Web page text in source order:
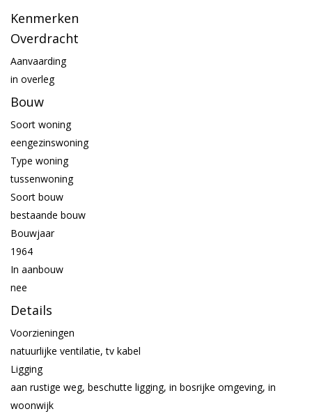
Kenmerken
Overdracht
Aanvaarding
in overleg
Bouw
Soort woning
eengezinswoning
Type woning
tussenwoning
Soort bouw
bestaande bouw
Bouwjaar
1964
In aanbouw
nee
Details
Voorzieningen
natuurlijke ventilatie, tv kabel
Ligging
aan rustige weg, beschutte ligging, in bosrijke omgeving, in
woonwijk